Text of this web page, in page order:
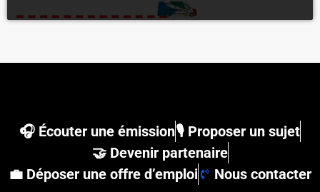
🎧 Écouter une émission🎙 Proposer un sujet
🤝 Devenir partenaire
💼 Déposer une offre d’emploi
Nous contacter